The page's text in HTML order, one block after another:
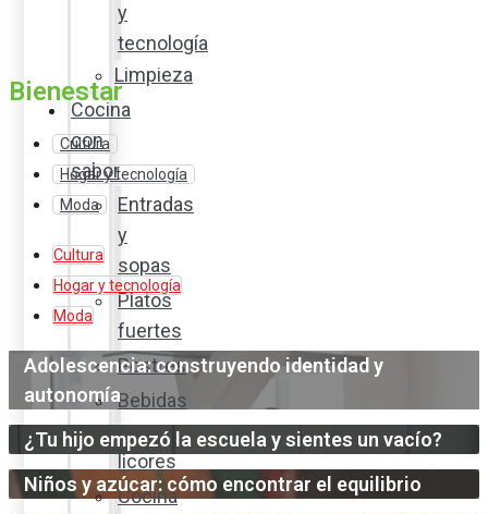
y
tecnología
Limpieza
Cocina
con
sabor
Entradas
y
sopas
Platos
fuertes
Postres
Bebidas
y
licores
Cocina
Bienestar
Cultura
Hogar y tecnología
Moda
Cultura
Hogar y tecnología
Moda
Adolescencia: construyendo identidad y
autonomía
¿Tu hijo empezó la escuela y sientes un vacío?
Niños y azúcar: cómo encontrar el equilibrio